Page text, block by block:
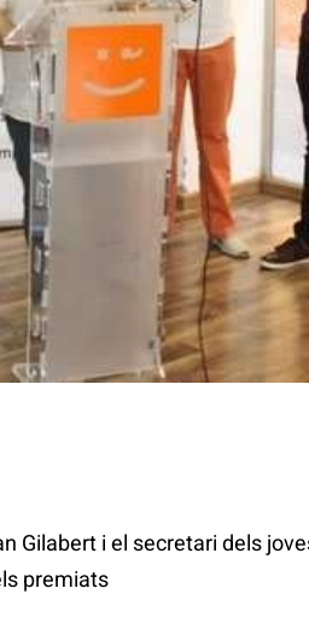
Gilabert i el secretari dels
premiats